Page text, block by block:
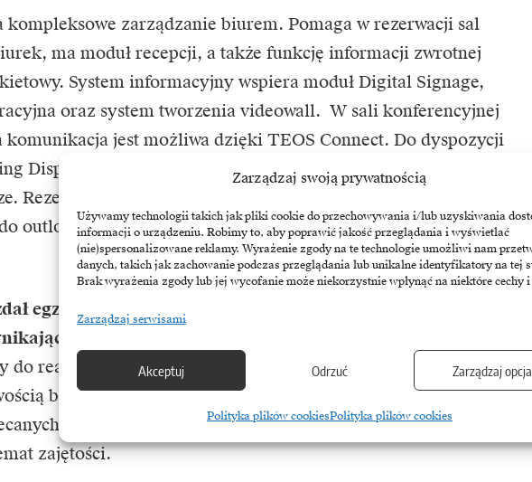
Zarządzaj swoją prywatnością
Używamy technologii takich jak pliki cookie do przechowywania i/lub uzyskiwania
informacji o urządzeniu. Robimy to, aby poprawić jakość przeglądania i wyświetlać
(nie)spersonalizowane reklamy. Wyrażenie zgody na te technologie umożliwi nam
danych, takich jak zachowanie podczas przeglądania lub unikalne identyfikatory na tej
Brak wyrażenia zgody lub jej wycofanie może niekorzystnie wpłynąć na niektóre cechy
Zarządzaj serwisami
Akceptuj Odrzuć Zarządzaj
Polityka plików cookiesPolityka plików cookies
kompleksowe zarządzanie biurem. Pomaga w rezerwacji sal
ma moduł recepcji, a także funkcję informacji zwrotnej
System informacyjny wspiera moduł Digital Signage,
oraz system tworzenia videowall. W sali konferencyjnej
komunikacja jest możliwa dzięki TEOS Connect. Do dyspozycji
Display, system sterowania oraz podgląd tego co dzieje się
Rezerwacja biurek jest możliwa z poziomu aplikacji mobilnej
outlooka. Pracownik może wyszukać biurko i zrobić
egzamin w obliczu zmieniających się warunków
z reżimu sanitarnego.
do realizacji zaleceń sanitarnych. Przykładem są tu rezerwacje
blokowania miejsc w pobliżu w związku z koniecznością
odległości. Osoba zarządzająca pracownikami ma pełną
zajętości.